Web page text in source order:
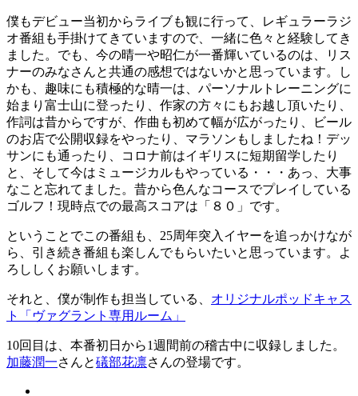
僕もデビュー当初からライブも観に行って、レギュラーラジ
オ番組も手掛けてきていますので、一緒に色々と経験してき
ました。でも、今の晴一や昭仁が一番輝いているのは、リス
ナーのみなさんと共通の感想ではないかと思っています。し
かも、趣味にも積極的な晴一は、パーソナルトレーニングに
始まり富士山に登ったり、作家の方々にもお越し頂いたり、
作詞は昔からですが、作曲も初めて幅が広がったり、ビール
のお店で公開収録をやったり、マラソンもしましたね！デッ
サンにも通ったり、コロナ前はイギリスに短期留学したり
と、そして今はミュージカルもやっている・・・あっ、大事
なこと忘れてました。昔から色んなコースでプレイしている
ゴルフ！現時点での最高スコアは「８０」です。
ということでこの番組も、25周年突入イヤーを追っかけなが
ら、引き続き番組も楽しんでもらいたいと思っています。よ
ろししくお願いします。
それと、僕が制作も担当している、 オリジナルポッドキャス
ト「ヴァグラント専用ルーム」
10回目は、本番初日から1週間前の稽古中に収録しました。
加藤潤一さんと礒部花凛さんの登場です。